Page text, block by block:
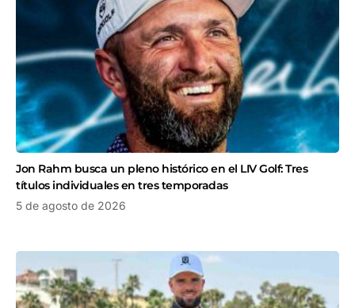
Jon Rahm busca un pleno histórico en el LIV Golf: Tres
títulos individuales en tres temporadas
5 de agosto de 2026